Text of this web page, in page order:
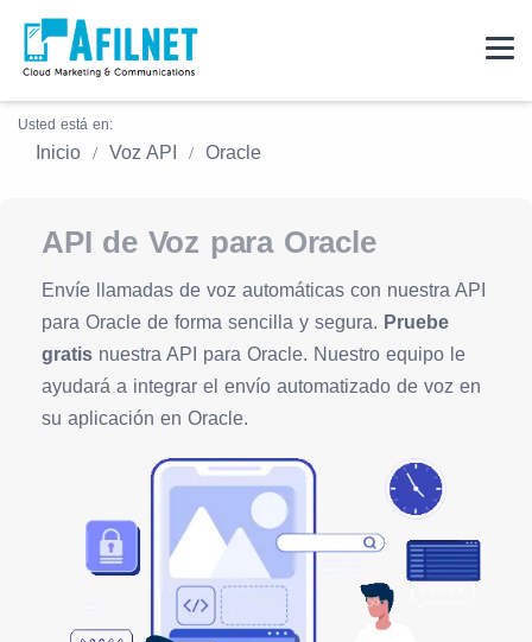
Usted está en:
Inicio Voz API Oracle
API de Voz para Oracle
Envíe llamadas de voz automáticas con nuestra API
para Oracle de forma sencilla y segura. Pruebe
gratis nuestra API para Oracle. Nuestro equipo le
ayudará a integrar el envío automatizado de voz en
su aplicación en Oracle.